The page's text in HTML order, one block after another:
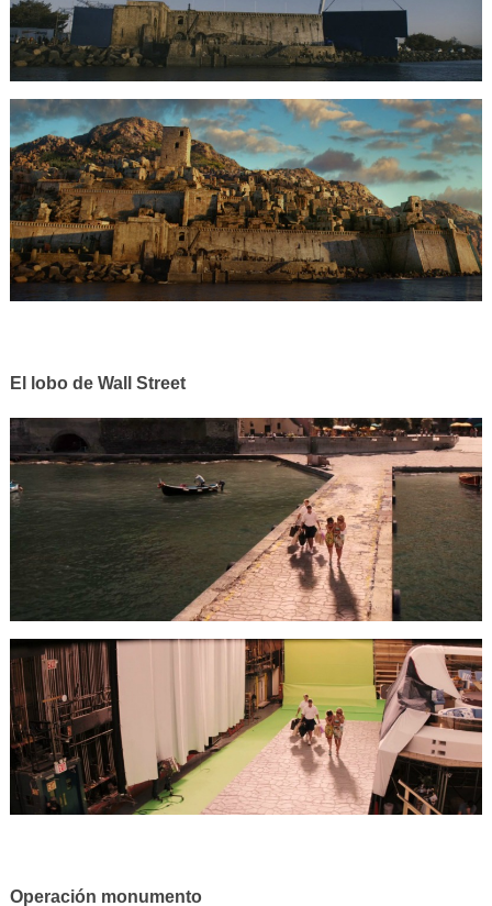
El lobo de Wall Street
Operación monumento